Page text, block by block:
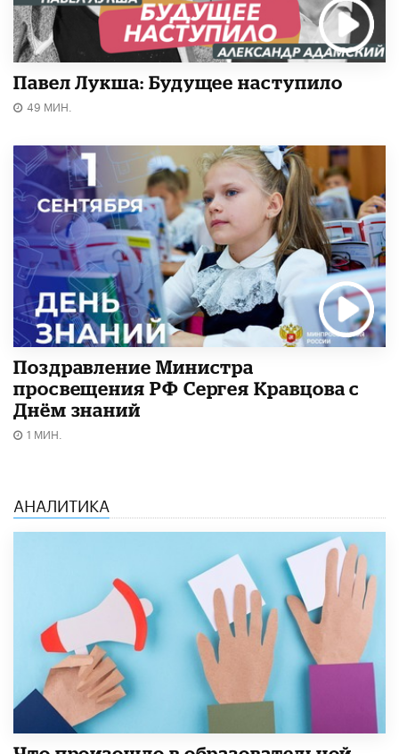
Павел Лукша: Будущее наступило
49 МИН.
Поздравление Министра
просвещения РФ Сергея Кравцова с
Днём знаний
1 МИН.
АНАЛИТИКА